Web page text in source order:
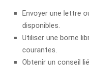
Envoyer une lettre
disponibles.
Utiliser une borne
courantes.
Obtenir un conseil